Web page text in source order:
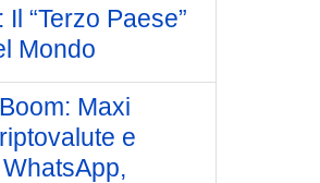
“Terzo Paese”
Mondo
Maxi
e